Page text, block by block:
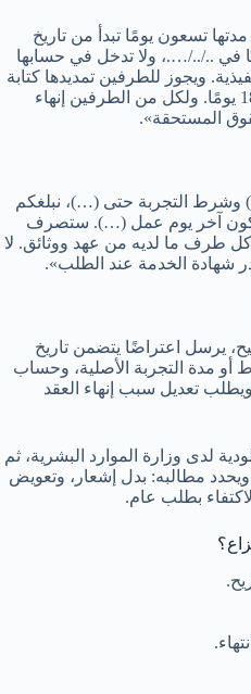
تسعون يومًا تبدأ من تاريخ
في ../../….، ولا تدخل في حسابها
ويجوز للطرفين تمديدها كتابة
قبل انتهائها بما لا يتجاوز مجموع 180 يومًا. ولكل من الطرفين إنهاء
المستحقة».
وشرط التجربة حتى (…)، نبلغكم
ويكون آخر يوم عمل (…). ستصرف
طرف ما لديه من عهد ووثائق. لا
شهادة الخدمة عند الطلب».
يرسل اعتراضًا يتضمن تاريخ
أو مدة التجربة الأصلية، وحساب
ويطلب تعديل سبب إنهاء العقد
لدى وزارة الموارد البشرية، ثم
ويحدد مطالبه: بدل إشعار، وتعويض
بطلب عام.